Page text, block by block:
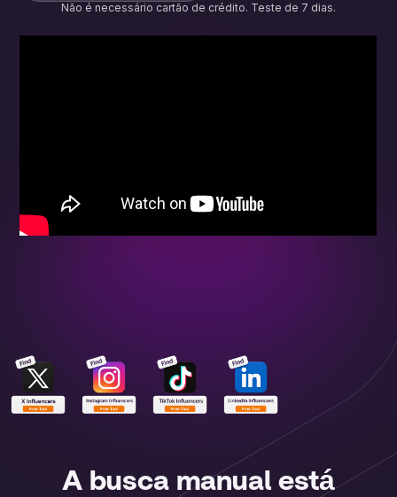
Não é necessário cartão de crédito. Teste de 7 dias.
A busca manual está